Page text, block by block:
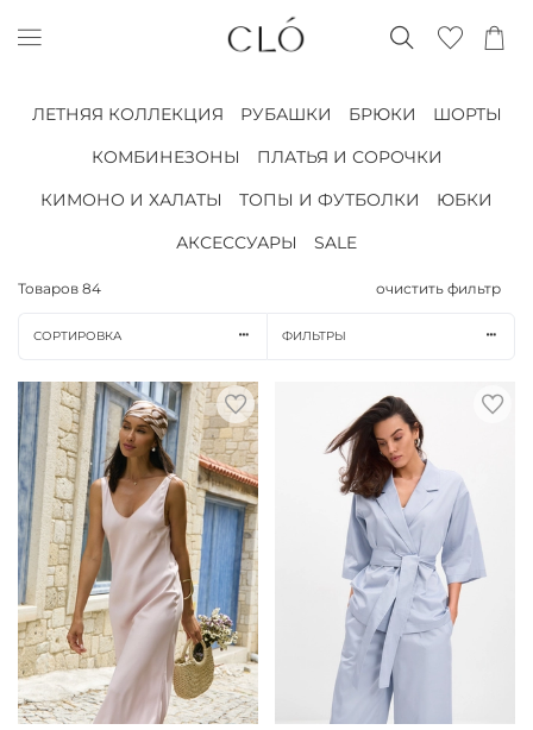
ЛЕТНЯЯ КОЛЛЕКЦИЯ РУБАШКИ БРЮКИ
ШОРТЫ
КОМБИНЕЗОНЫ
ПЛАТЬЯ И СОРОЧКИ
КИМОНО И ХАЛАТЫ
ТОПЫ И ФУТБОЛКИ
ЮБКИ
АКСЕССУАРЫ
SALE
Товаров 84 очистить фильтр
СОРТИРОВКА ФИЛЬТРЫ